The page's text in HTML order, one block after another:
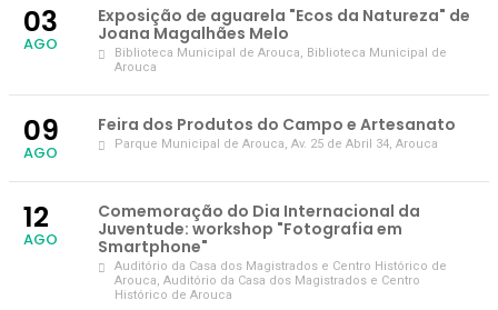
03
AGO
Exposição de aguarela "Ecos da Natureza" de
Joana Magalhães Melo
Biblioteca Municipal de Arouca, Biblioteca Municipal de
Arouca
09
AGO
Feira dos Produtos do Campo e Artesanato
Parque Municipal de Arouca, Av. 25 de Abril 34, Arouca
12
AGO
Comemoração do Dia Internacional da
Juventude: workshop "Fotografia em
Smartphone"
Auditório da Casa dos Magistrados e Centro Histórico de
Arouca, Auditório da Casa dos Magistrados e Centro
Histórico de Arouca